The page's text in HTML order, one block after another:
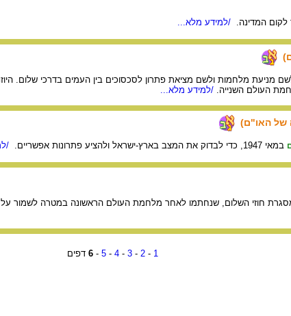
לקום המדינה. /למידע מלא...
של מדינות, שהוקם ב-1945 לשם מניעת מלחמות ולשם מציאת פתרון לסכסוכים בין העמים בדרכי
העולם השנייה. /למידע מלא...
של האו"ם)
במאי 1947, כדי לבדוק את המצב בארץ-ישראל ולהציע פתרונות אפשריים. /
בין-לאומי, שהוקם ב-1919 במסגרת חוזי השלום, שנחתמו לאחר מלחמת העולם הראשונה במטרה
1
-
2
-
3
-
4
-
5
-
6 דפים